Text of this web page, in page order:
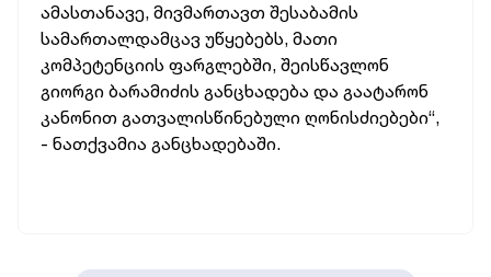
ამასთანავე, მივმართავთ შესაბამის
სამართალდამცავ უწყებებს, მათი
კომპეტენციის ფარგლებში, შეისწავლონ
გიორგი ბარამიძის განცხადება და გაატარონ
კანონით გათვალისწინებული ღონისძიებები“,
- ნათქვამია განცხადებაში.